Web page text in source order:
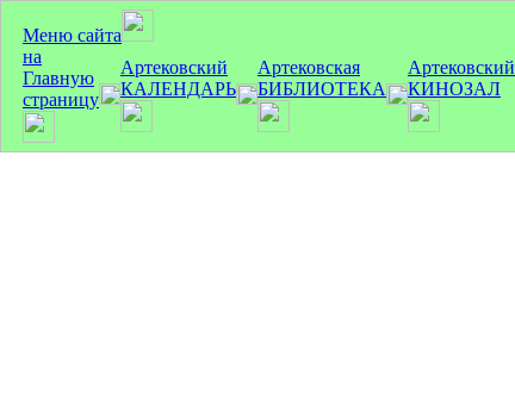
Меню сайта
на
Главную
страницу
Артековский
КАЛЕНДАРЬ
Артековская
БИБЛИОТЕКА
Артековский
КИНОЗАЛ